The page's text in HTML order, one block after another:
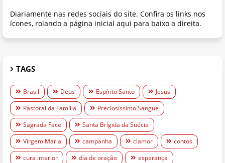
Diariamente nas redes sociais do site. Confira os links nos
ícones, rolando a página inicial aqui para baixo a direita.
TAGS
Brasil Deus Espírito Santo
Jesus
Pastoral da Família
Preciosíssimo Sangue
Sagrada Face
Santa Brígida da Suécia
Virgem Maria
campanha clamor
contos
cura interior
dia de oração
esperança